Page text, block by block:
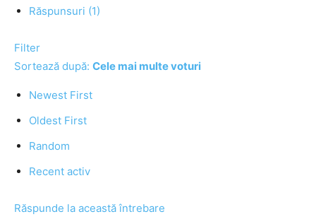
Răspunsuri (1)
Filter
Sortează după: Cele mai multe voturi
Newest First
Oldest First
Random
Recent activ
Răspunde la această întrebare